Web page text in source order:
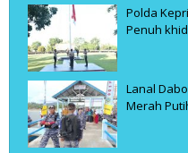
Polda
Penuh
Lanal
Merah